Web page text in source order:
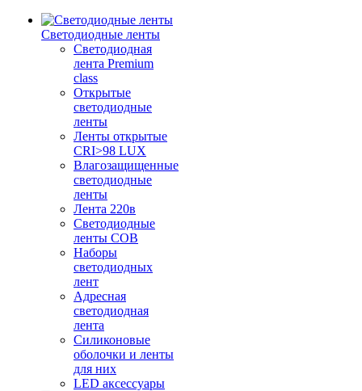
Светодиодные ленты
Светодиодная
лента Premium
class
Открытые
светодиодные
ленты
Ленты открытые
CRI>98 LUX
Влагозащищенные
светодиодные
ленты
Лента 220в
Светодиодные
ленты COB
Наборы
светодиодных
лент
Адресная
светодиодная
лента
Силиконовые
оболочки и ленты
для них
LED аксессуары